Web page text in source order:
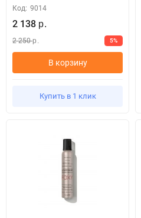
Код: 9014
2 138 р.
2 250 р. 5%
В корзину
Купить в 1 клик